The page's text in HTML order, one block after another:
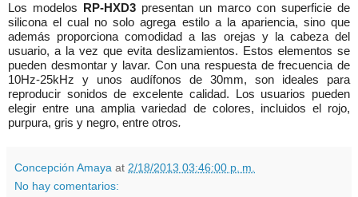
Los modelos RP-HXD3 presentan un marco con superficie de
silicona el cual no solo agrega estilo a la apariencia, sino que
además proporciona comodidad a las orejas y la cabeza del
usuario, a la vez que evita deslizamientos. Estos elementos se
pueden desmontar y lavar. Con una respuesta de frecuencia de
10Hz-25kHz y unos audífonos de 30mm, son ideales para
reproducir sonidos de excelente calidad. Los usuarios pueden
elegir entre una amplia variedad de colores, incluidos el rojo,
purpura, gris y negro, entre otros.
Concepción Amaya at 2/18/2013 03:46:00 p. m.
No hay comentarios: